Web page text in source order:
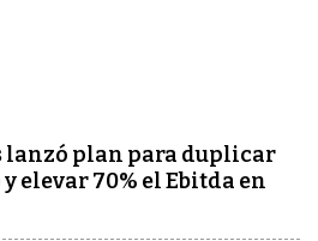
lanzó plan para duplicar
elevar 70% el Ebitda en